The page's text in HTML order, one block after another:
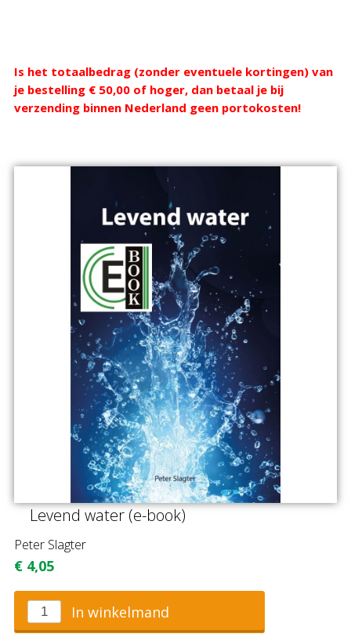
Webshop
Is het totaalbedrag (zonder eventuele kortingen) van
je bestelling € 50,00 of hoger, dan betaal je bij
verzending binnen Nederland geen portokosten!
Levend water (e-book)
Peter Slagter
€ 4,05
In winkelmand